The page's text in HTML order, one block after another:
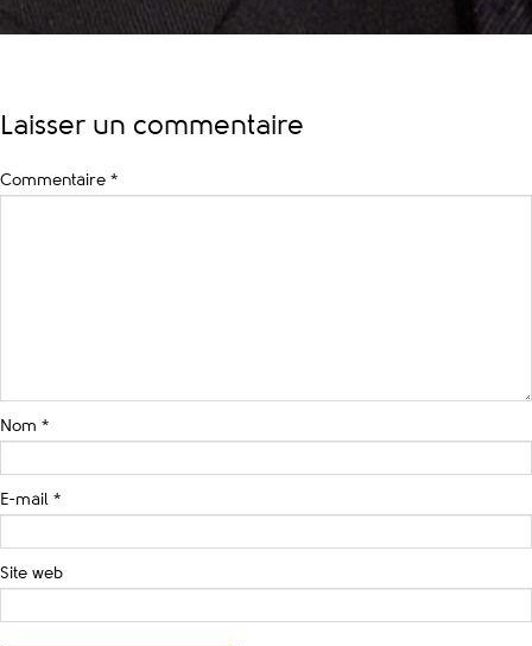
Laisser un commentaire
Commentaire *
Nom *
E-mail *
Site web